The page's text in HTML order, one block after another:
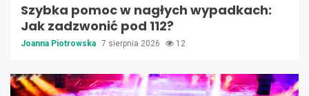
Szybka pomoc w nagłych wypadkach:
Jak zadzwonić pod 112?
Joanna Piotrowska 7 sierpnia 2026 12